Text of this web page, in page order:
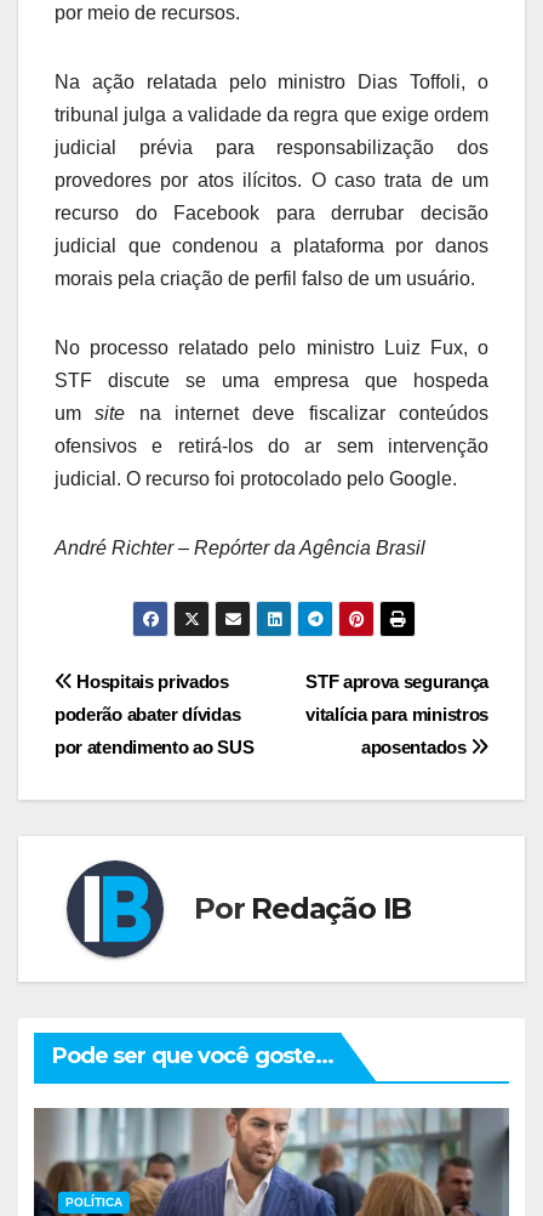
por meio de recursos.
Na ação relatada pelo ministro Dias Toffoli, o
tribunal julga a validade da regra que exige ordem
judicial prévia para responsabilização dos
provedores por atos ilícitos. O caso trata de um
recurso do Facebook para derrubar decisão
judicial que condenou a plataforma por danos
morais pela criação de perfil falso de um usuário.
No processo relatado pelo ministro Luiz Fux, o
STF discute se uma empresa que hospeda
um site na internet deve fiscalizar conteúdos
ofensivos e retirá-los do ar sem intervenção
judicial. O recurso foi protocolado pelo Google.
André Richter – Repórter da Agência Brasil
Navegação
de
Post
STF aprova segurança
vitalícia para ministros
aposentados
Hospitais privados
poderão abater dívidas
por atendimento ao SUS
Por Redação IB
Pode ser que você goste...
POLÍTICA